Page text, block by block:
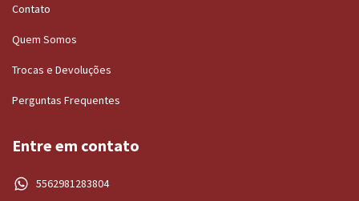
Contato
Quem Somos
Trocas e Devoluções
Perguntas Frequentes
Entre em contato
5562981283804